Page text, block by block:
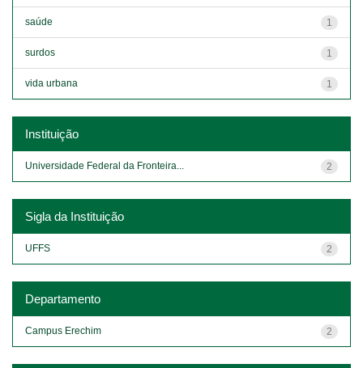
1
saúde
1
surdos
1
vida urbana
Instituição
2
Universidade Federal da Fronteira...
Sigla da Instituição
2
UFFS
Departamento
2
Campus Erechim